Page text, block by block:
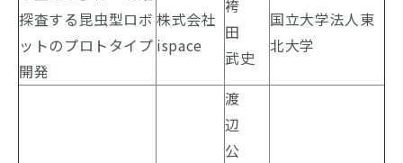
探査する昆虫型ロボ
ットのプロトタイプ
開発
株式会社
ispace
袴
田
武史
国立大学法人東
北大学
渡
辺
公